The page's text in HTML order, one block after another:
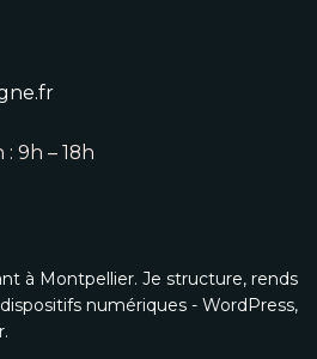
9h – 18h
à Montpellier. Je structure, rends
numériques - WordPress,